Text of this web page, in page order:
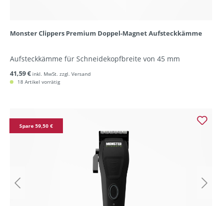
Monster Clippers Premium Doppel-Magnet Aufsteckkämme
Aufsteckkämme für Schneidekopfbreite von 45 mm
41,59 € inkl. MwSt. zzgl. Versand
18 Artikel vorrätig
Spare 59,50 €